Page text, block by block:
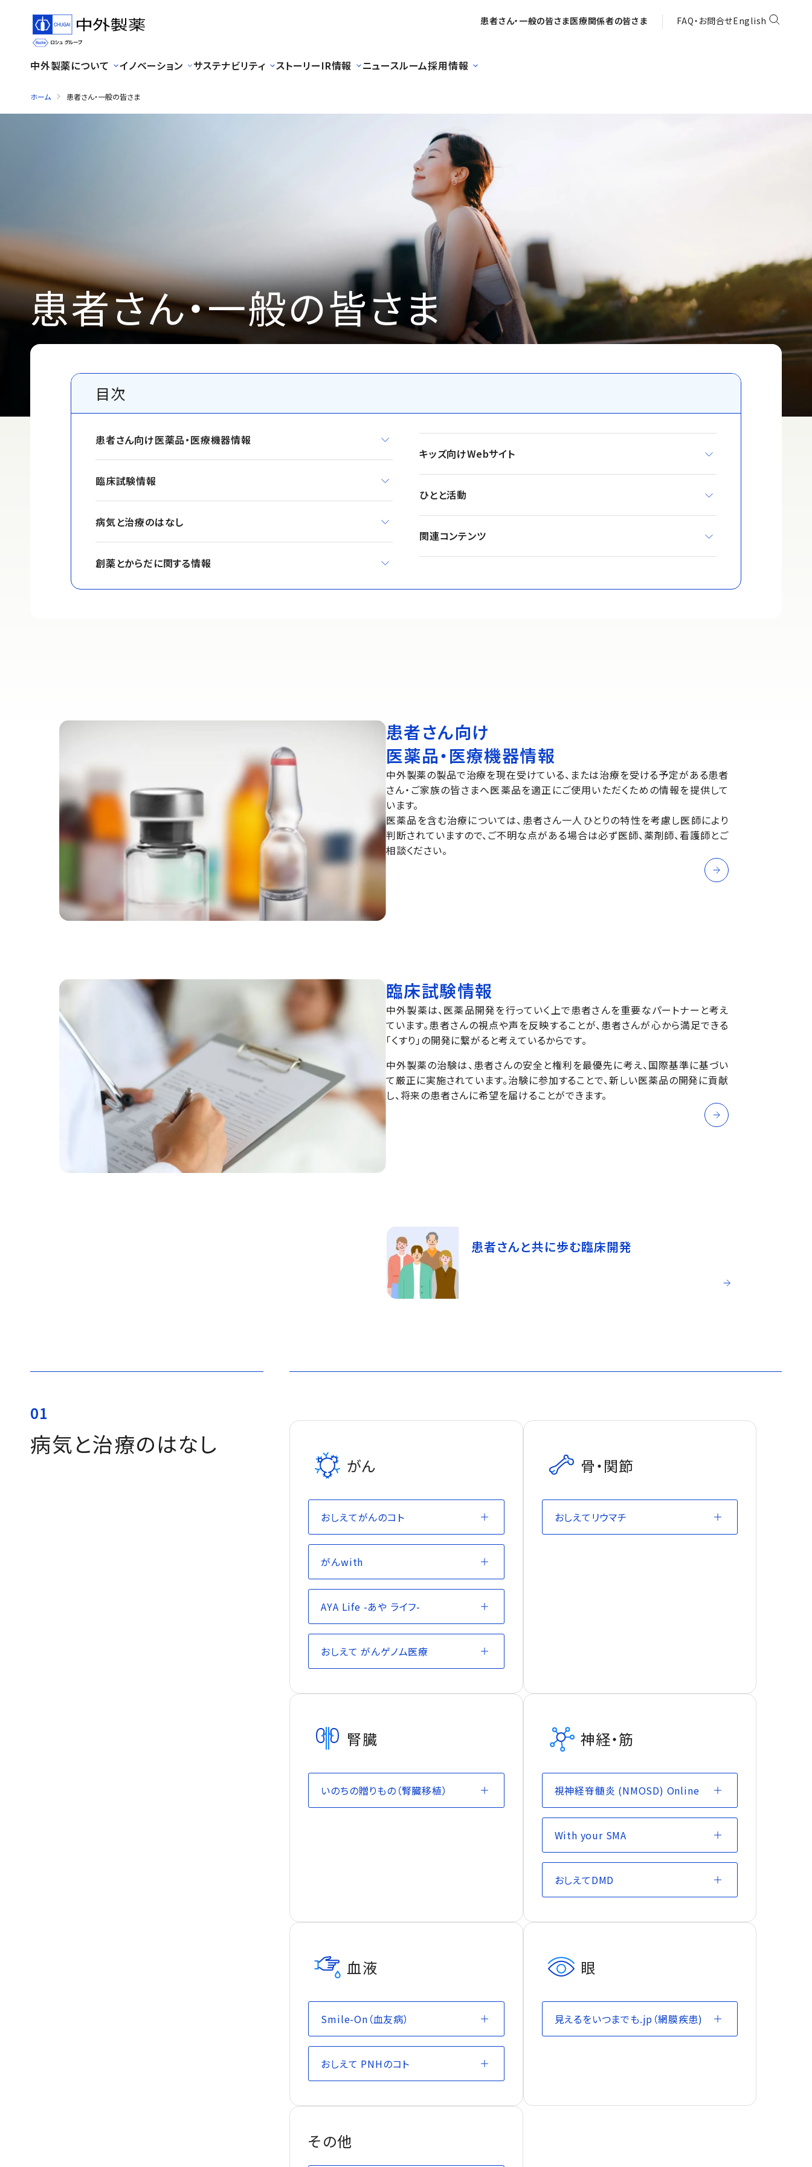
患者さん・一般の皆さま医療関係者の皆さま FAQ・お問合せEnglish
中外製薬について イノベーション サステナビリティ ストーリーIR情報 ニュースルーム採用情報
ホーム 患者さん・一般の皆さま
患者さん・一般の皆さま
目次
患者さん向け医薬品・医療機器情報
臨床試験情報
病気と治療のはなし
創薬とからだに関する情報
キッズ向けWebサイト
ひとと活動
関連コンテンツ
患者さん向け
医薬品・医療機器情報
中外製薬の製品で治療を現在受けている、または治療を受ける予定がある患者
さん・ご家族の皆さまへ医薬品を適正にご使用いただくための情報を提供して
います。
医薬品を含む治療については、患者さん一人ひとりの特性を考慮し医師により
判断されていますので、ご不明な点がある場合は必ず医師、薬剤師、看護師とご
相談ください。
臨床試験情報
中外製薬は、医薬品開発を行っていく上で患者さんを重要なパートナーと考え
ています。患者さんの視点や声を反映することが、患者さんが心から満足できる
「くすり」の開発に繋がると考えているからです。
中外製薬の治験は、患者さんの安全と権利を最優先に考え、国際基準に基づい
て厳正に実施されています。治験に参加することで、新しい医薬品の開発に貢献
し、将来の患者さんに希望を届けることができます。
患者さんと共に歩む臨床開発
01
病気と治療のはなし
がん
おしえてがんのコト
がんwith
AYA Life -あや ライフ-
おしえて がんゲノム医療
骨・関節
おしえてリウマチ
腎臓
いのちの贈りもの（腎臓移植）
神経・筋
視神経脊髄炎 (NMOSD) Online
With your SMA
おしえてDMD
血液
Smile-On（血友病）
おしえて PNHのコト
眼
見えるをいつまでも.jp（網膜疾患)
その他